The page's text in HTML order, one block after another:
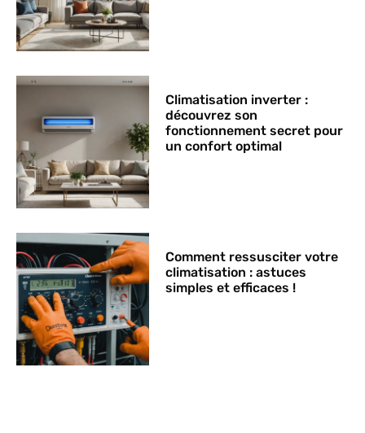
Climatisation inverter :
découvrez son
fonctionnement secret pour
un confort optimal
Comment ressusciter votre
climatisation : astuces
simples et efficaces !